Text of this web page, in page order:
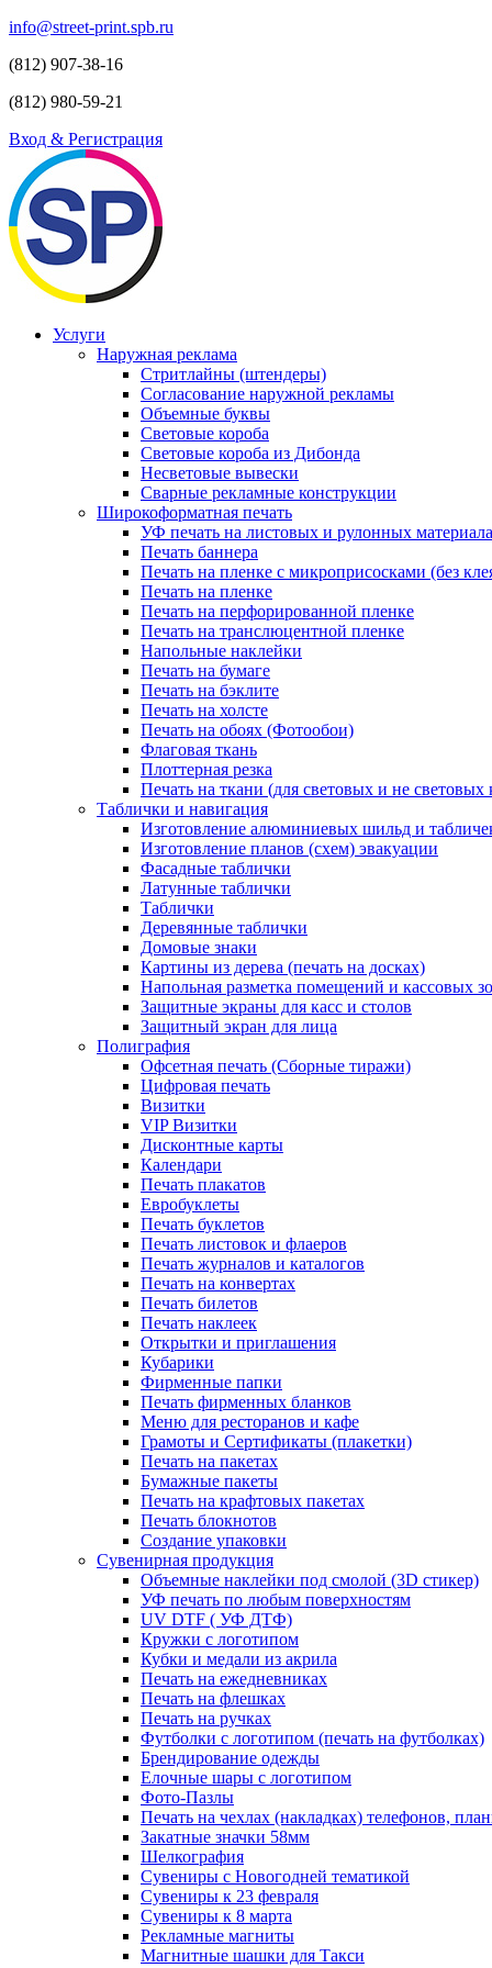
info@street-print.spb.ru
(812) 907-38-16
(812) 980-59-21
Вход & Регистрация
Услуги
Наружная реклама
Стритлайны (штендеры)
Согласование наружной рекламы
Объемные буквы
Световые короба
Световые короба из Дибонда
Несветовые вывески
Сварные рекламные конструкции
Широкоформатная печать
УФ печать на листовых и рулонных
Печать баннера
Печать на пленке с микроприсосками (без
Печать на пленке
Печать на перфорированной пленке
Печать на транслюцентной пленке
Напольные наклейки
Печать на бумаге
Печать на бэклите
Печать на холсте
Печать на обоях (Фотообои)
Флаговая ткань
Плоттерная резка
Печать на ткани (для световых и не световых
Таблички и навигация
Изготовление алюминиевых шильд и
Изготовление планов (схем) эвакуации
Фасадные таблички
Латунные таблички
Таблички
Деревянные таблички
Домовые знаки
Картины из дерева (печать на досках)
Напольная разметка помещений и кассовых
Защитные экраны для касс и столов
Защитный экран для лица
Полиграфия
Офсетная печать (Сборные тиражи)
Цифровая печать
Визитки
VIP Визитки
Дисконтные карты
Календари
Печать плакатов
Евробуклеты
Печать буклетов
Печать листовок и флаеров
Печать журналов и каталогов
Печать на конвертах
Печать билетов
Печать наклеек
Открытки и приглашения
Кубарики
Фирменные папки
Печать фирменных бланков
Меню для ресторанов и кафе
Грамоты и Сертификаты (плакетки)
Печать на пакетах
Бумажные пакеты
Печать на крафтовых пакетах
Печать блокнотов
Создание упаковки
Сувенирная продукция
Объемные наклейки под смолой (3D стикер)
УФ печать по любым поверхностям
UV DTF ( УФ ДТФ)
Кружки с логотипом
Кубки и медали из акрила
Печать на ежедневниках
Печать на флешках
Печать на ручках
Футболки с логотипом (печать на футболках)
Брендирование одежды
Елочные шары с логотипом
Фото-Пазлы
Печать на чехлах (накладках) телефонов,
Закатные значки 58мм
Шелкография
Сувениры с Новогодней тематикой
Сувениры к 23 февраля
Сувениры к 8 марта
Рекламные магниты
Магнитные шашки для Такси